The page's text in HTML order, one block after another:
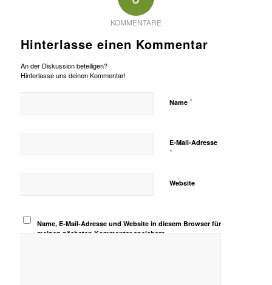
KOMMENTARE
Hinterlasse einen Kommentar
An der Diskussion beteiligen?
Hinterlasse uns deinen Kommentar!
Name *
E-Mail-Adresse
*
Website
Name, E-Mail-Adresse und Website in diesem Browser für
meinen nächsten Kommentar speichern.